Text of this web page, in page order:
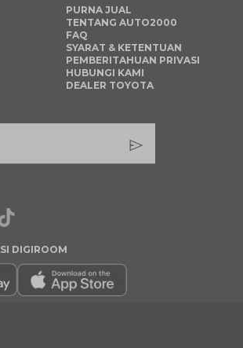
PURNA JUAL
TENTANG AUTO2000
FAQ
SYARAT & KETENTUAN
PEMBERITAHUAN PRIVASI
HUBUNGI KAMI
DEALER TOYOTA
DIGIROOM